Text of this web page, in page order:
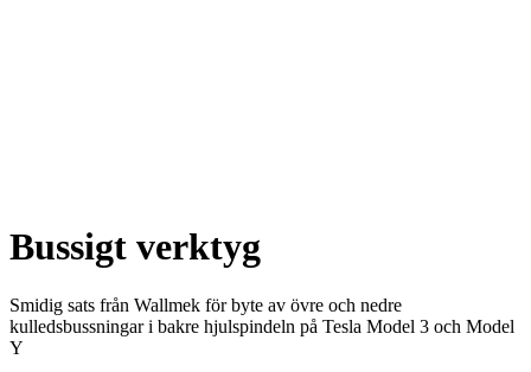
Bussigt verktyg
Smidig sats från Wallmek för byte av övre och nedre
kulledsbussningar i bakre hjulspindeln på Tesla Model 3 och Model
Y